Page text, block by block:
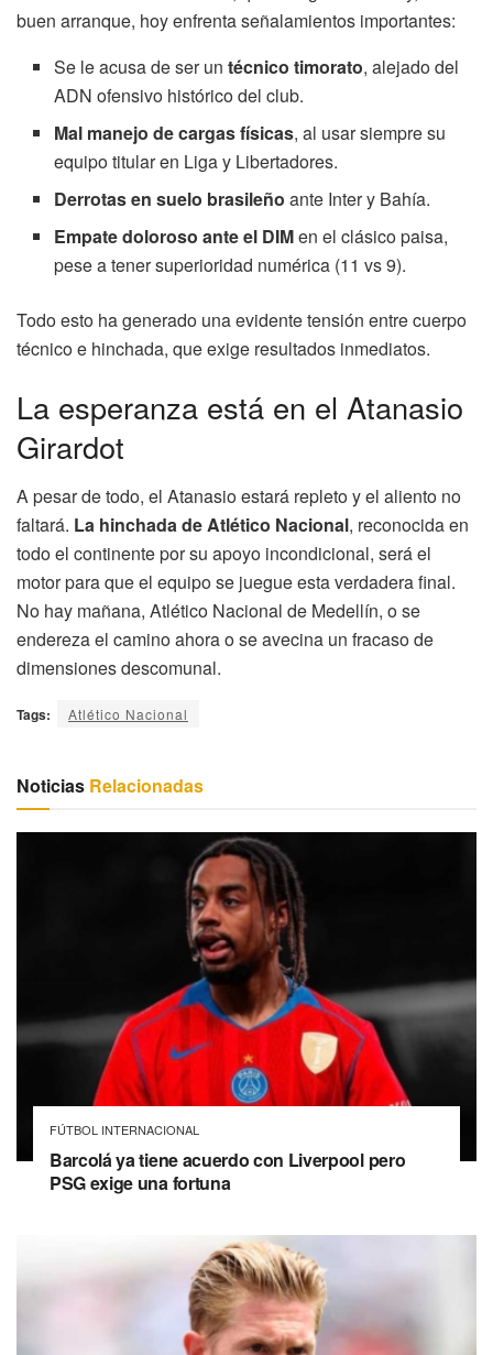
buen arranque, hoy enfrenta señalamientos importantes:
Se le acusa de ser untécnico timorato, alejado del
ADN ofensivo histórico del club.
Mal manejo de cargas físicas, al usar siempre su
equipo titular en Liga y Libertadores.
Derrotas en suelo brasileño ante Inter y Bahía.
Empate doloroso ante el DIMen el clásico paisa,
pese a tener superioridad numérica (11 vs 9).
Todo esto ha generado una evidente tensión entre cuerpo
técnico e hinchada, que exige resultados inmediatos.
La esperanza está en el Atanasio
Girardot
A pesar de todo, el Atanasio estará repleto y el aliento no
faltará. La hinchada de Atlético Nacional, reconocida en
todo el continente por su apoyo incondicional, será el
motor para que el equipo se juegue esta verdadera final.
No hay mañana, Atlético Nacional de Medellín, o se
endereza el camino ahora o se avecina un fracaso de
dimensiones descomunal.
Tags: Atlético Nacional
Noticias Relacionadas
FÚTBOL INTERNACIONAL
Barcolá ya tiene acuerdo con Liverpool pero
PSG exige una fortuna